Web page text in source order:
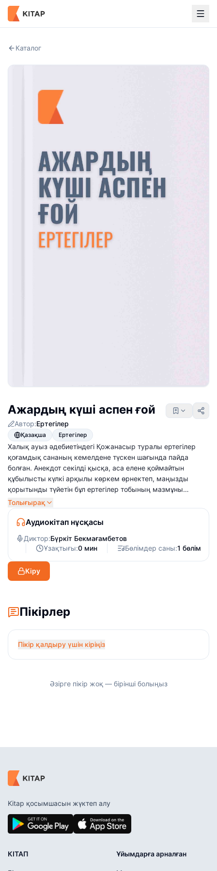
Каталог
Ажардың күші аспен ғой
Автор:Ертегілер
Қазақша Ертегілер
Халық ауыз әдебиетіндегі Қожанасыр туралы ертегілер
қоғамдық сананың кемелдене түскен шағында пайда
болған. Анекдот секілді қысқа, аса елене қоймайтын
құбылысты күлкі арқылы көркем өрнектеп, маңызды
қорытынды түйетін бұл ертегілер тобының мазмұны
астарында уытты сатира жатыр. Негізгі кейіпкер
Қожанасыр – әлеуметтік тип, сырт қарағанда, ақыл-ойы
шамалы, иегінен арғыны көре алмайтын қарапайым жан
тапқыр да ойлы жан екенін байқалады. Өмірдегі
әділетсіздікті түсіне де, сезіне де білетін, оған қарсы күресе
алатын халықтық образ Қожанасыр тапқырлығы және
әзіл-қалжыңымен әлеуметтік өмірде, тұрмыста кездесетін
Толығырақ
Аудиокітап нұсқасы
Диктор:Бүркіт Бекмағамбетов
Ұзақтығы:0 мин Бөлімдер саны:1 бөлім
Кіру
Пікірлер
Пікір қалдыру үшін кіріңіз
Әзірге пікір жоқ — бірінші болыңыз
Kitap қосымшасын жүктеп алу
КІТАП Ұйымдарға арналған